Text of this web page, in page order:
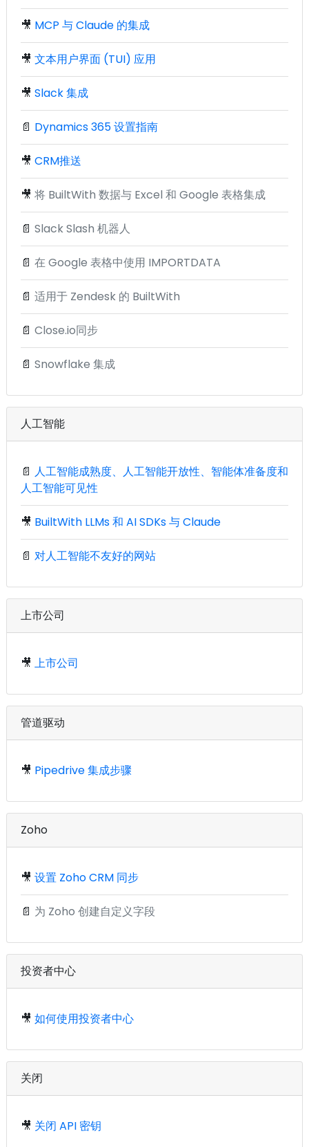
🎥 MCP 与 Claude 的集成
🎥 文本用户界面 (TUI) 应用
🎥 Slack 集成
📄 Dynamics 365 设置指南
🎥 CRM推送
🎥 将 BuiltWith 数据与 Excel 和 Google 表格集成
📄 Slack Slash 机器人
📄 在 Google 表格中使用 IMPORTDATA
📄 适用于 Zendesk 的 BuiltWith
📄 Close.io同步
📄 Snowflake 集成
人工智能
📄 人工智能成熟度、人工智能开放性、智能体准备度和
人工智能可见性
🎥 BuiltWith LLMs 和 AI SDKs 与 Claude
📄 对人工智能不友好的网站
上市公司
🎥 上市公司
管道驱动
🎥 Pipedrive 集成步骤
Zoho
🎥 设置 Zoho CRM 同步
📄 为 Zoho 创建自定义字段
投资者中心
🎥 如何使用投资者中心
关闭
🎥 关闭 API 密钥